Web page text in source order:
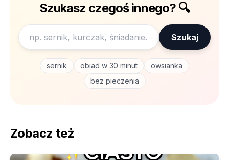
Szukasz czegoś innego? 🔍
Szukaj
sernik obiad w 30 minut
owsianka
bez pieczenia
Zobacz też